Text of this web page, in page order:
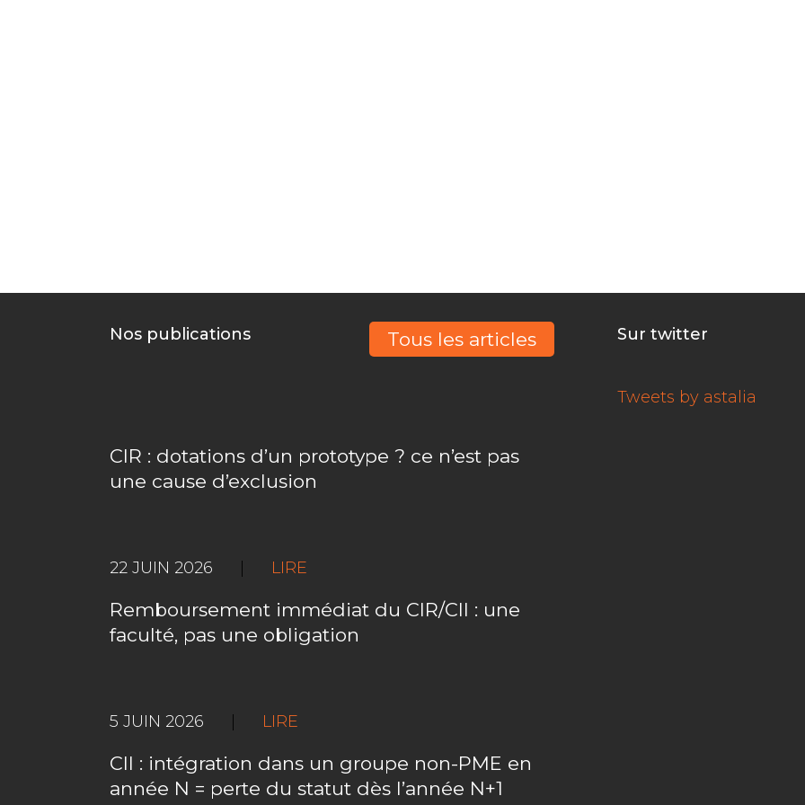
Nos publications Tous les articles
CIR : dotations d’un prototype ? ce n’est pas
une cause d’exclusion
22 JUIN 2026 LIRE
Remboursement immédiat du CIR/CII : une
faculté, pas une obligation
5 JUIN 2026 LIRE
CII : intégration dans un groupe non-PME en
année N = perte du statut dès l’année N+1
Sur twitter
Tweets by astalia